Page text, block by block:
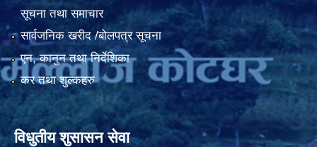
सूचना तथा समाचार
सार्वजनिक खरीद /बोलपत्र सूचना
एन, कानुन तथा निर्देशिका
कर तथा शुल्कहरु
विधुतीय शुसासन सेवा